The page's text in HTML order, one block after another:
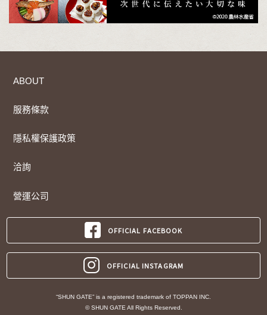
ABOUT
服務條款
隱私權保護政策
洽詢
營運公司
OFFICIAL FACEBOOK
OFFICIAL INSTAGRAM
“SHUN GATE” is a registered trademark of TOPPAN INC.
© SHUN GATE All Rights Reserved.